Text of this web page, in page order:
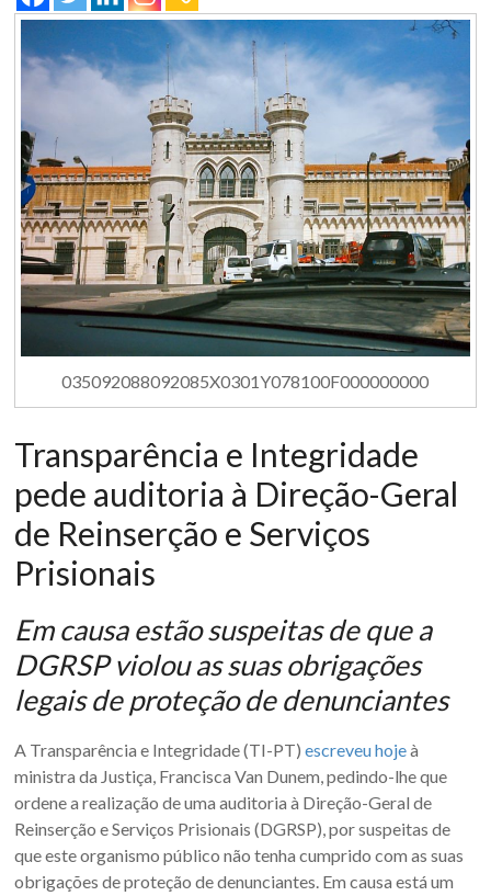
035092088092085X0301Y078100F000000000
Transparência e Integridade
pede auditoria à Direção-Geral
de Reinserção e Serviços
Prisionais
Em causa estão suspeitas de que a
DGRSP violou as suas obrigações
legais de proteção de denunciantes
A Transparência e Integridade (TI-PT)escreveu hojeà
ministra da Justiça, Francisca Van Dunem, pedindo-lhe que
ordene a realização de uma auditoria à Direção-Geral de
Reinserção e Serviços Prisionais (DGRSP), por suspeitas de
que este organismo público não tenha cumprido com as suas
obrigações de proteção de denunciantes. Em causa está um